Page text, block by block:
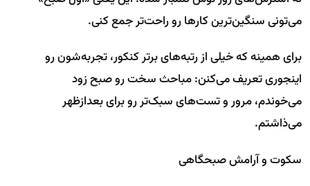
می‌تونی سنگین‌ترین کارها رو راحت‌تر جمع کنی.
برای همینه که خیلی از رتبه‌های برتر کنکور، تجربه‌شون رو
اینجوری تعریف می‌کنن: مباحث سخت رو صبح زود
می‌خوندم، مرور و تست‌های سبک‌تر رو برای بعدازظهر
می‌ذاشتم.
سکوت و آرامش صبحگاهی